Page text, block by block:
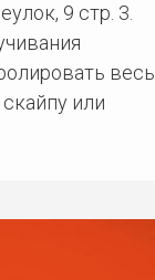
9 стр. 3.
весь
или